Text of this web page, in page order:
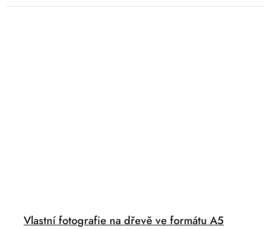
Vlastní fotografie na dřevě ve formátu A5